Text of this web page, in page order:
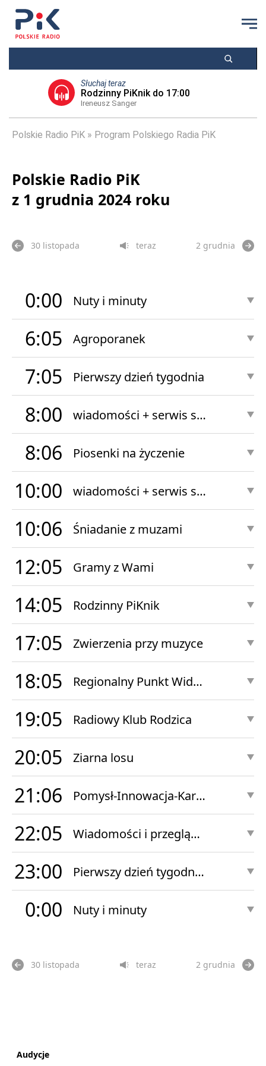
Słuchaj teraz
Rodzinny PiKnik do 17:00
Ireneusz Sanger
Polskie Radio PiK Program Polskiego Radia PiK
Polskie Radio PiK
z 1 grudnia 2024 roku
30 listopada teraz 2 grudnia
0:00 Nuty i minuty
6:05 Agroporanek
7:05 Pierwszy dzień tygodnia
8:00 wiadomości + serwis sportowy
8:06 Piosenki na życzenie
10:00 wiadomości + serwis sportowy
10:06 Śniadanie z muzami
12:05 Gramy z Wami
14:05 Rodzinny PiKnik
17:05 Zwierzenia przy muzyce
18:05 Regionalny Punkt Widzenia
19:05 Radiowy Klub Rodzica
20:05 Ziarna losu
21:06 Pomysł-Innowacja-Kariera
22:05 Wiadomości i przegląd sportowy
23:00 Pierwszy dzień tygodnia - powtórka
0:00 Nuty i minuty
30 listopada teraz 2 grudnia
Audycje